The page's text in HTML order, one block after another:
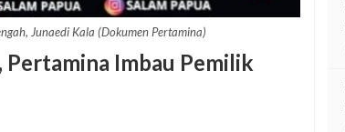
Junaedi Kala (Dokumen Pertamina)
Pertamina Imbau Pemilik